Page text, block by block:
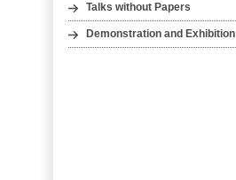
Talks without Papers
Demonstration and Exhibition